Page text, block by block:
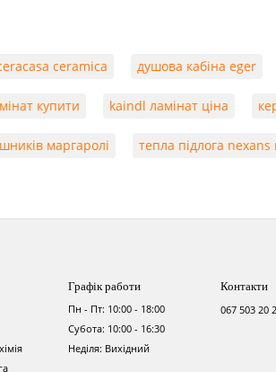
ceramica душова кабіна eger
купити kaindl ламінат ціна
маргаролі тепла підлога nexans
Графік работи
Пн - Пт: 10:00 - 18:00
Субота: 10:00 - 16:30
Неділя: Вихідний
Контакти
067 503 20